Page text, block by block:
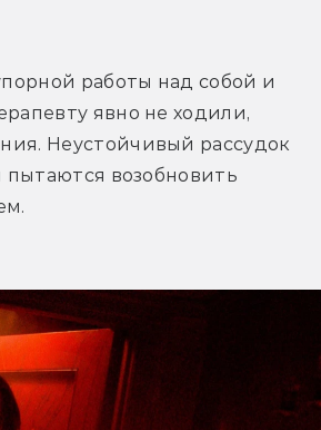
работы над собой и
явно не ходили,
Неустойчивый рассудок
пытаются возобновить